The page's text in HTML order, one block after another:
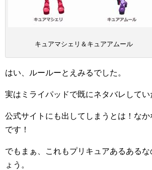
キュアマシェリ＆キュアアムール
はい、ルールーとえみるでした。
実はミライパッドで既にネタバレしてい
公式サイトにも出してしまうとは！な
です！
でもまぁ、これもプリキュアあるある
ょう。